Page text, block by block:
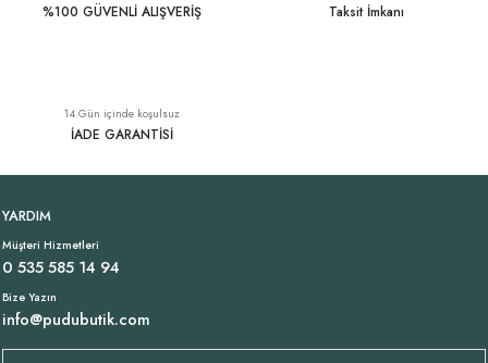
1.149,00 TL
Tükendi
1.199,00 TL
Tükendi
Tükendi
%100 GÜVENLİ ALIŞVERİŞ Taksit İmkanı
14 Gün içinde koşulsuz
İADE GARANTİSİ
YARDIM
Müşteri Hizmetleri
0 535 585 14 94
Bize Yazın
info@pudubutik.com